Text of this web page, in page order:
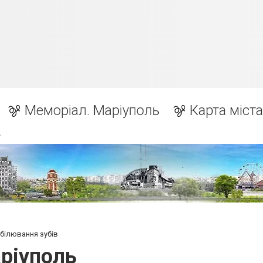
Меморіал. Маріуполь Карта міста
зубів